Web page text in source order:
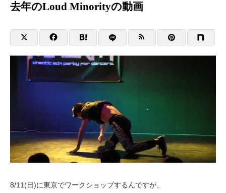
去年のLoud Minorityの動画
8/11(日)に東京でワークショップするんですが、